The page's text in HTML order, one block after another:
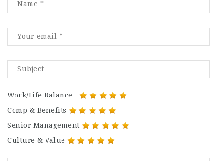
Work/Life Balance
Comp & Benefits
Senior Management
Culture & Value